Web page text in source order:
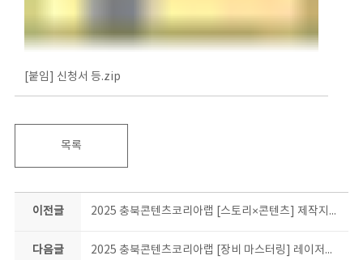
[붙임] 신청서 등.zip
목록
이전글 2025 충북콘텐츠코리아랩 [스토리×콘텐츠] 제작지원 사업 공고
다음글 2025 충북콘텐츠코리아랩 [장비 마스터링] 레이저커팅기 단기 팝업스쿨 1기 교육생 모집 공고